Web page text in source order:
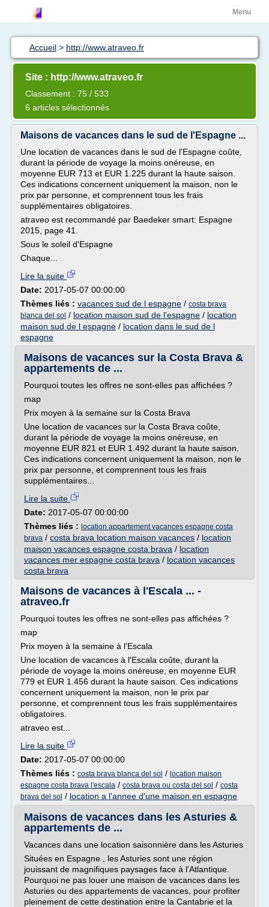
Menu
Accueil > http://www.atraveo.fr
Site : http://www.atraveo.fr
Classement : 75 / 533
6 articles sélectionnés
Maisons de vacances dans le sud de l'Espagne ...
Une location de vacances dans le sud de l'Espagne coûte,
durant la période de voyage la moins onéreuse, en
moyenne EUR 713 et EUR 1.225 durant la haute saison.
Ces indications concernent uniquement la maison, non le
prix par personne, et comprennent tous les frais
supplémentaires obligatoires.
atraveo est recommandé par Baedeker smart: Espagne
2015, page 41.
Sous le soleil d'Espagne
Chaque...
Lire la suite
Date: 2017-05-07 00:00:00
Thèmes liés : vacances sud de l espagne / costa brava
blanca del sol / location maison sud de l'espagne / location
maison sud de l espagne / location dans le sud de l
espagne
Maisons de vacances sur la Costa Brava &
appartements de ...
Pourquoi toutes les offres ne sont-elles pas affichées ?
map
Prix moyen à la semaine sur la Costa Brava
Une location de vacances sur la Costa Brava coûte,
durant la période de voyage la moins onéreuse, en
moyenne EUR 821 et EUR 1.492 durant la haute saison.
Ces indications concernent uniquement la maison, non le
prix par personne, et comprennent tous les frais
supplémentaires...
Lire la suite
Date: 2017-05-07 00:00:00
Thèmes liés : location appartement vacances espagne costa
brava / costa brava location maison vacances / location
maison vacances espagne costa brava / location
vacances mer espagne costa brava / location vacances
costa brava
Maisons de vacances à l'Escala ... -
atraveo.fr
Pourquoi toutes les offres ne sont-elles pas affichées ?
map
Prix moyen à la semaine à l'Escala
Une location de vacances à l'Escala coûte, durant la
période de voyage la moins onéreuse, en moyenne EUR
779 et EUR 1.456 durant la haute saison. Ces indications
concernent uniquement la maison, non le prix par
personne, et comprennent tous les frais supplémentaires
obligatoires.
atraveo est...
Lire la suite
Date: 2017-05-07 00:00:00
Thèmes liés : costa brava blanca del sol / location maison
espagne costa brava l'escala / costa brava ou costa del sol / costa
brava del sol / location a l'annee d'une maison en espagne
Maisons de vacances dans les Asturies &
appartements de ...
Vacances dans une location saisonnière dans les Asturies
Situées en Espagne , les Asturies sont une région
jouissant de magnifiques paysages face à l'Atlantique.
Pourquoi ne pas louer une maison de vacances dans les
Asturies ou des appartements de vacances, pour profiter
pleinement de cette destination entre la Cantabrie et la